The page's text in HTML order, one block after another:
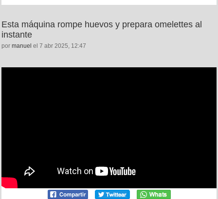
Esta máquina rompe huevos y prepara omelettes al
instante
por manuel el 7 abr 2025, 12:47